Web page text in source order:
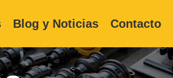
Blog y Noticias Contacto